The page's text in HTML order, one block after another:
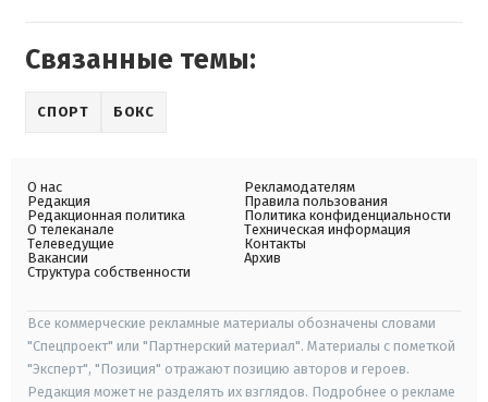
Связанные темы:
СПОРТ БОКС
О нас
Редакция
Редакционная политика
О телеканале
Телеведущие
Вакансии
Структура собственности
Рекламодателям
Правила пользования
Политика конфиденциальности
Техническая информация
Контакты
Архив
Все коммерческие рекламные материалы обозначены словами
"Спецпроект" или "Партнерский материал". Материалы с пометкой
"Эксперт", "Позиция" отражают позицию авторов и героев.
Редакция может не разделять их взглядов. Подробнее о рекламе